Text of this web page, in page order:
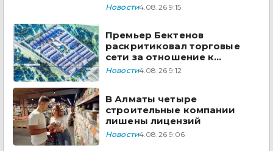
Новости4.08.26 9:15
Премьер Бектенов
раскритиковал торговые
сети за отношение к
казахстанским товарам
Новости4.08.26 9:12
В Алматы четыре
строительные компании
лишены лицензий
Новости4.08.26 9:06